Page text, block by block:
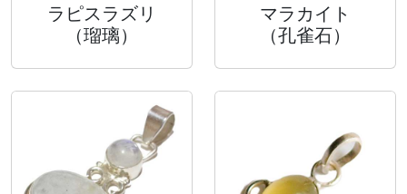
ラピスラズリ
（瑠璃）
マラカイト
（孔雀石）